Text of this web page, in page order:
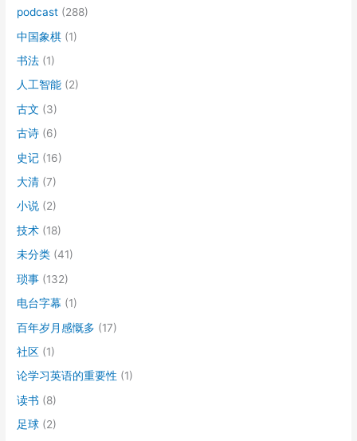
podcast (288)
中国象棋 (1)
书法 (1)
人工智能 (2)
古文 (3)
古诗 (6)
史记 (16)
大清 (7)
小说 (2)
技术 (18)
未分类 (41)
琐事 (132)
电台字幕 (1)
百年岁月感慨多 (17)
社区 (1)
论学习英语的重要性 (1)
读书 (8)
足球 (2)